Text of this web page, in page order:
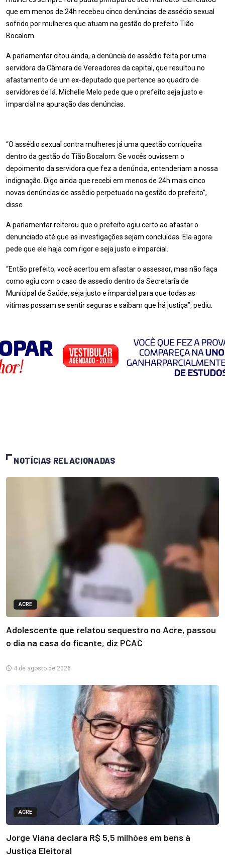
que em menos de 24h recebeu cinco denúncias de assédio sexual
sofrido por mulheres que atuam na gestão do prefeito Tião
Bocalom.
A parlamentar citou ainda, a denúncia de assédio feita por uma
servidora da Câmara de Vereadores da capital, que resultou no
afastamento de um ex-deputado que pertence ao quadro de
servidores de lá. Michelle Melo pede que o prefeito seja justo e
imparcial na apuração das denúncias.
“O assédio sexual contra mulheres já uma questão corriqueira
dentro da gestão do Tião Bocalom. Se vocês ouvissem o
depoimento da servidora que fez a denúncia, entenderiam a nossa
indignação. Digo ainda que recebi em menos de 24h mais cinco
novas denúncias de assédio perpetuado na gestão do prefeito”,
disse.
A parlamentar reiterou que o prefeito agiu certo ao afastar o
denunciado até que as investigações sejam concluídas. Ela agora
pede que ele haja com rigor e seja justo e imparcial.
“Então prefeito, você acertou em afastar o assessor, mas não faça
como agiu com o caso de assedio dentro da Secretaria de
Municipal de Saúde, seja justo e imparcial para que todas as
vítimas possam se sentir seguras e saibam que há justiça”, pediu.
NOTÍCIAS RELACIONADAS
ACRE
Adolescente que relatou sequestro no Acre, passou
o dia na casa do ficante, diz PCAC
4 de agosto de 2026
ACRE
Jorge Viana declara R$ 5,5 milhões em bens à
Justiça Eleitoral